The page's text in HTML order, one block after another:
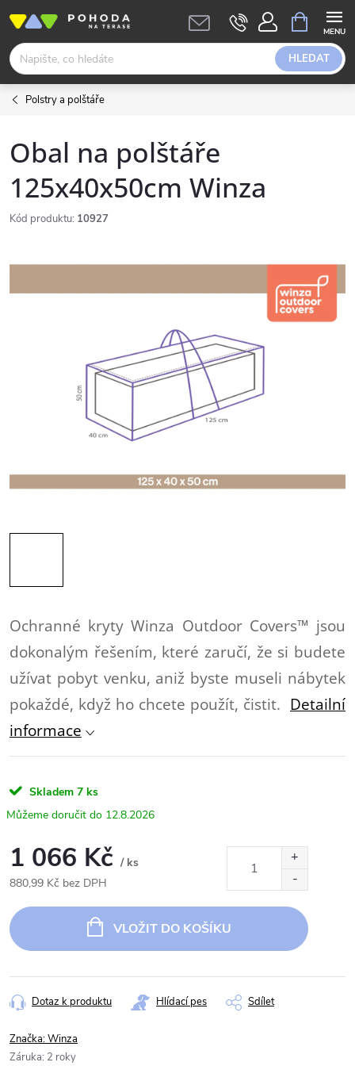
obsah
HLEDAT
NÁKUPNÍ
KOŠÍK
Polstry a polštáře
Obal na polštáře
125x40x50cm Winza
Kód produktu: 10927
Ochranné kryty Winza Outdoor Covers™ jsou
dokonalým řešením, které zaručí, že si budete
užívat pobyt venku, aniž byste museli nábytek
pokaždé, když ho chcete použít, čistit. Detailní
informace
Skladem 7 ks
12.8.2026
1 066 Kč / ks
880,99 Kč bez DPH
cena:
VLOŽIT DO KOŠÍKU
Dotaz k produktu Hlídací pes Sdílet
Značka:Winza
Záruka: 2 roky